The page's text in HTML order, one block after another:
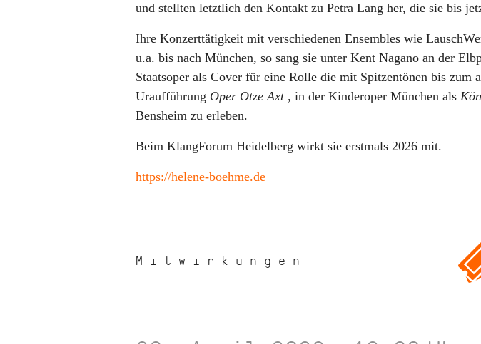
und stellten letztlich den Kontakt zu Petra Lang her, die sie bis
Ihre Konzerttätigkeit mit verschiedenen Ensembles wie
u.a. bis nach München, so sang sie unter Kent Nagano an der
Staatsoper als Cover für eine Rolle die mit Spitzentönen bis zum
Uraufführung Oper Otze Axt , in der Kinderoper München als
Bensheim zu erleben.
Beim KlangForum Heidelberg wirkt sie erstmals 2026 mit.
https://helene-boehme.de
Mitwirkungen